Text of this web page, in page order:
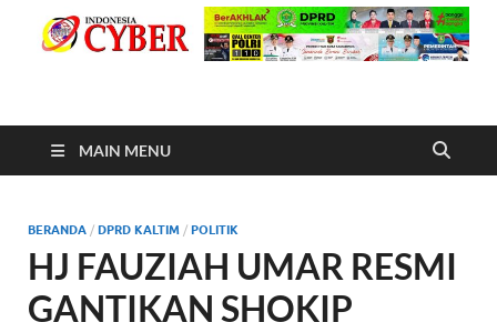
Indonesia Cyber
MAIN MENU
BERANDA / DPRD KALTIM / POLITIK
HJ FAUZIAH UMAR RESMI
GANTIKAN SHOKIP